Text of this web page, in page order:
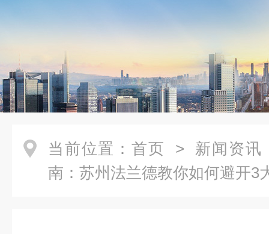
当前位置： 首页 > 新闻资讯
南：苏州法兰德教你如何避开3